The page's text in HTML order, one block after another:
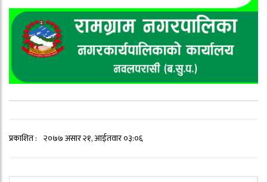
प्रकाशित : २०७७ असार २१, आईतवार ०३:०६